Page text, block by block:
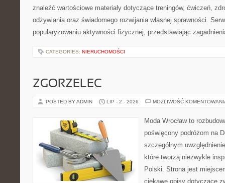
znaleźć wartościowe materiały dotyczące treningów, ćwiczeń,
odżywiania oraz świadomego rozwijania własnej sprawności.
popularyzowaniu aktywności fizycznej, przedstawiając
CATEGORIES: NIERUCHOMOŚCI
ZGORZELEC
POSTED BY ADMIN LIP - 2 - 2026 MOŻLIWOŚĆ
Moda Wrocław to
poświęcony podróżom na
szczególnym
które tworzą niezwykle
Polski. Strona jest
ciekawe opisy dotyczące